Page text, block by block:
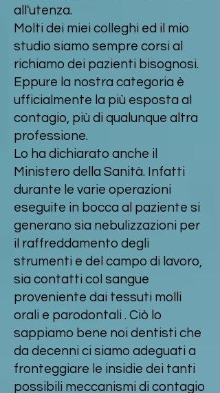
all'utenza.
Molti dei miei colleghi ed il mio
studio siamo sempre corsi al
richiamo dei pazienti bisognosi.
Eppure la nostra categoria è
ufficialmente la più esposta al
contagio, più di qualunque altra
professione.
Lo ha dichiarato anche il
Ministero della Sanità. Infatti
durante le varie operazioni
eseguite in bocca al paziente si
generano sia nebulizzazioni per
il raffreddamento degli
strumenti e del campo di lavoro,
sia contatti col sangue
proveniente dai tessuti molli
orali e parodontali . Ciò lo
sappiamo bene noi dentisti che
da decenni ci siamo adeguati a
fronteggiare le insidie dei tanti
possibili meccanismi di contagio